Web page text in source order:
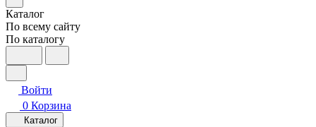
Каталог
По всему сайту
По каталогу
Войти
0 Корзина
Каталог